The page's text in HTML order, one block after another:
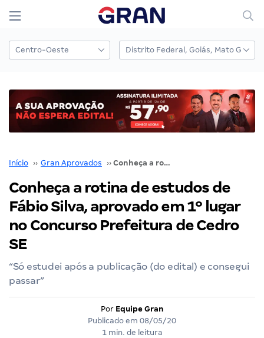
Início ›› Gran Aprovados ›› Conheça a rotina de estudos de Fábio Silva, aprovado em 1º lugar no Concurso Prefeitura de Cedro SE
Conheça a rotina de estudos de
Fábio Silva, aprovado em 1º lugar
no Concurso Prefeitura de Cedro
SE
“Só estudei após a publicação (do edital) e consegui
passar”
Por Equipe Gran
Publicado em 08/05/20
1 min. de leitura